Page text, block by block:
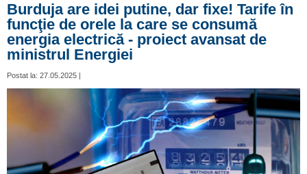
Burduja are idei putine, dar fixe! Tarife în
funcţie de orele la care se consumă
energia electrică - proiect avansat de
ministrul Energiei
Postat la: 27.05.2025 |